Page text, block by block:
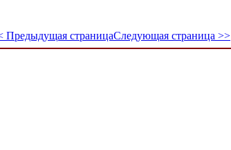
Предыдущая страницаСледующая страница >>